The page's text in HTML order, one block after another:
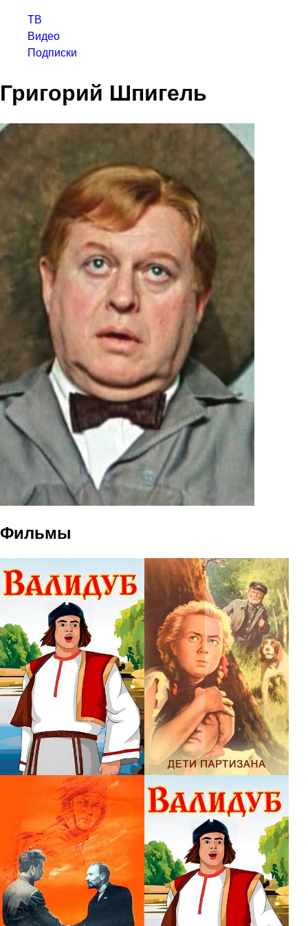
ТВ
Видео
Подписки
Григорий Шпигель
Фильмы